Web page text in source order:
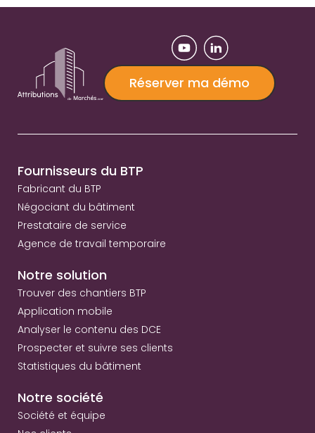
Réserver ma démo
Fournisseurs du BTP
Fabricant du BTP
Négociant du bâtiment
Prestataire de service
Agence de travail temporaire
Notre solution
Trouver des chantiers BTP
Application mobile
Analyser le contenu des DCE
Prospecter et suivre ses clients
Statistiques du bâtiment
Notre société
Société et équipe